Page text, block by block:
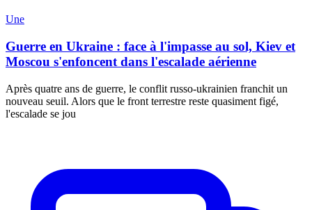
Une
Guerre en Ukraine : face à l'impasse au sol, Kiev et
Moscou s'enfoncent dans l'escalade aérienne
Après quatre ans de guerre, le conflit russo-ukrainien franchit un
nouveau seuil. Alors que le front terrestre reste quasiment figé,
l'escalade se jou